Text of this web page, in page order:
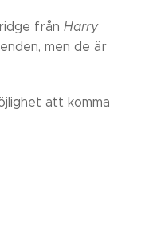
från Harry
men de är
att komma